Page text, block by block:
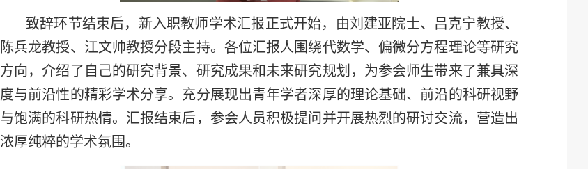
致辞环节结束后，新入职教师学术汇报正式开始，由刘建亚院士、吕克宁教授、
陈兵龙教授、江文帅教授分段主持。各位汇报人围绕代数学、偏微分方程理论等研究
方向，介绍了自己的研究背景、研究成果和未来研究规划，为参会师生带来了兼具深
度与前沿性的精彩学术分享。充分展现出青年学者深厚的理论基础、前沿的科研视野
与饱满的科研热情。汇报结束后，参会人员积极提问并开展热烈的研讨交流，营造出
浓厚纯粹的学术氛围。